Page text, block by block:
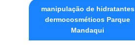
manipulação de hidratantes
dermocosméticos Parque
Mandaqui